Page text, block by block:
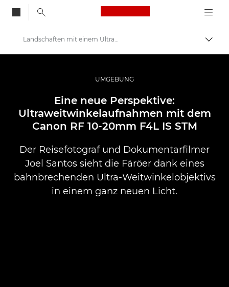
Canon Logo, back
Auf
Profi-Geschichten: Inspirationen für Foto, Video und Durck
Landschaften mit einem Ultra-Weitwinkelobjektiv einfangen
UMGEBUNG
Eine neue Perspektive:
Ultraweitwinkelaufnahmen mit dem
Canon RF 10-20mm F4L IS STM
Der Reisefotograf und Dokumentarfilmer
Joel Santos sieht die Färöer dank eines
bahnbrechenden Ultra-Weitwinkelobjektivs
in einem ganz neuen Licht.